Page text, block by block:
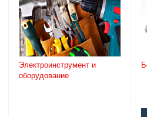
Электроинструмент и
оборудование